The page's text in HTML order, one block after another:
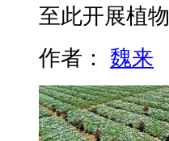
至此开展植
作者： 魏来